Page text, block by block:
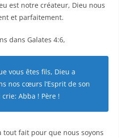
est notre créateur, Dieu nous
et parfaitement.
dans Galates 4:6,
vous êtes fils, Dieu a
nos cœurs l’Esprit de son
Abba ! Père !
tout fait pour que nous soyons